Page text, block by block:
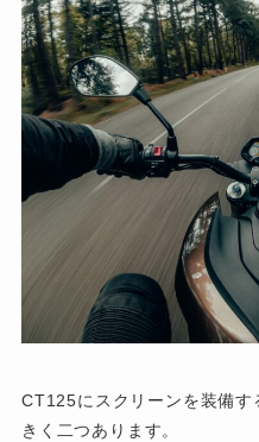
CT125にスクリーンを装備
きく二つあります。